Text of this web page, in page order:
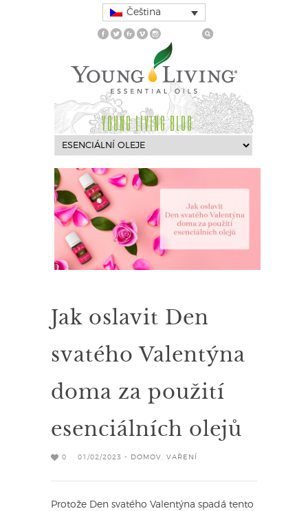
Čeština
YOUNG LIVING BLOG
Jak oslavit Den
svatého Valentýna
doma za použití
esenciálních olejů
0 01/02/2023 - DOMOV VAŘENÍ
Protože Den svatého Valentýna spadá tento